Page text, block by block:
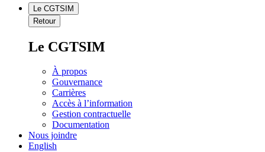
Le CGTSIM
Retour
Le CGTSIM
À propos
Gouvernance
Carrières
Accès à l’information
Gestion contractuelle
Documentation
Nous joindre
English